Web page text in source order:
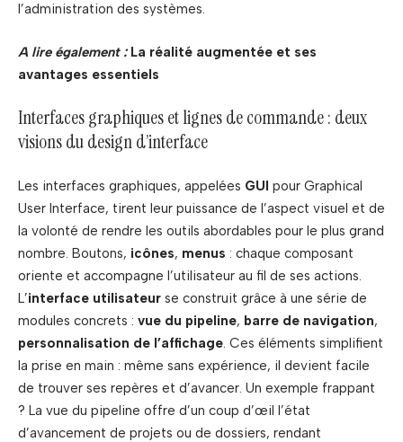
l’administration des systèmes.
A lire également : La réalité augmentée et ses
avantages essentiels
Interfaces graphiques et lignes de commande : deux
visions du design d’interface
Les interfaces graphiques, appelées GUI pour Graphical
User Interface, tirent leur puissance de l’aspect visuel et de
la volonté de rendre les outils abordables pour le plus grand
nombre. Boutons, icônes, menus : chaque composant
oriente et accompagne l’utilisateur au fil de ses actions.
L’interface utilisateur se construit grâce à une série de
modules concrets : vue du pipeline, barre de navigation,
personnalisation de l’affichage . Ces éléments simplifient
la prise en main : même sans expérience, il devient facile
de trouver ses repères et d’avancer. Un exemple frappant
? La vue du pipeline offre d’un coup d’œil l’état
d’avancement de projets ou de dossiers, rendant